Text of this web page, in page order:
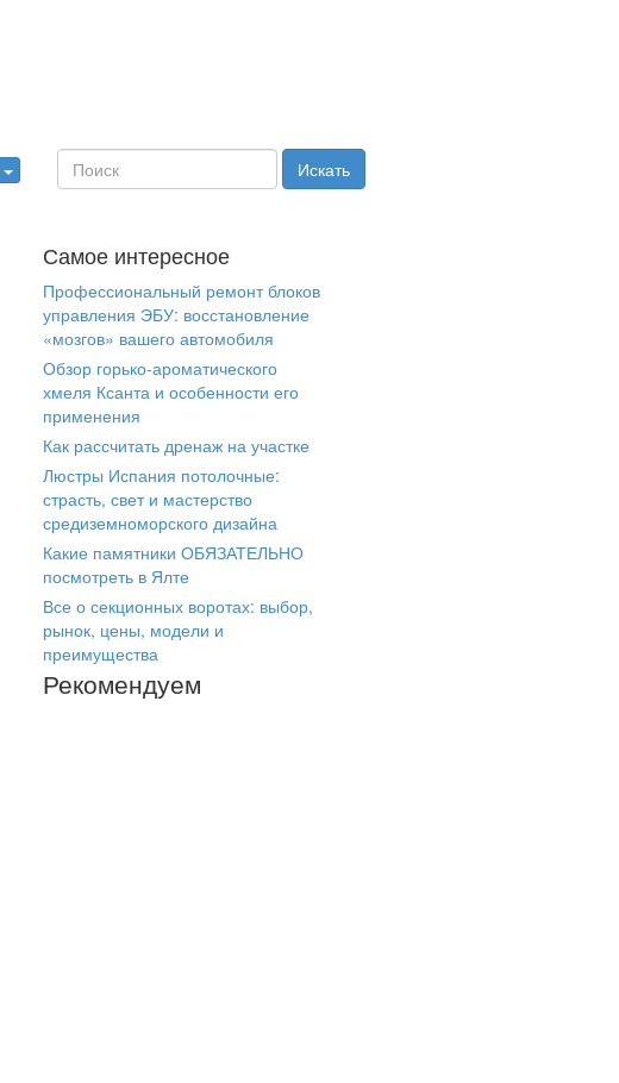
Самое интересное
Профессиональный ремонт блоков
управления ЭБУ: восстановление
«мозгов» вашего автомобиля
Обзор горько-ароматического
хмеля Ксанта и особенности его
применения
Как рассчитать дренаж на участке
Люстры Испания потолочные:
страсть, свет и мастерство
средиземноморского дизайна
Какие памятники ОБЯЗАТЕЛЬНО
посмотреть в Ялте
Все о секционных воротах: выбор,
рынок, цены, модели и
преимущества
Рекомендуем